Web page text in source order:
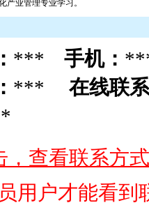
产业管理专业学习。
*** 手机：
*** 在线联
，查看联系方
用户才能看到